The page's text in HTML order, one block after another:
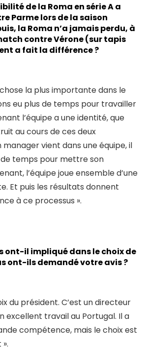
de la Roma en série A a
Parme lors de la saison
la Roma n’a jamais perdu, à
contre Vérone (sur tapis
a fait la différence ?
la plus importante dans le
eu plus de temps pour travailler
l’équipe a une identité, que
au cours de ces deux
manager vient dans une équipe, il
temps pour mettre son
l’équipe joue ensemble d’une
Et puis les résultats donnent
à ce processus ».
ont-il impliqué dans le choix de
ont-ils demandé votre avis ?
du président. C’est un directeur
excellent travail au Portugal. Il a
compétence, mais le choix est